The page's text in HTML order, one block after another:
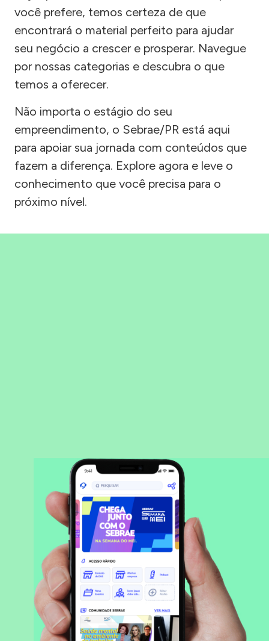
você prefere, temos certeza de que
encontrará o material perfeito para ajudar
seu negócio a crescer e prosperar. Navegue
por nossas categorias e descubra o que
temos a oferecer.
Não importa o estágio do seu
empreendimento, o Sebrae/PR está aqui
para apoiar sua jornada com conteúdos que
fazem a diferença. Explore agora e leve o
conhecimento que você precisa para o
próximo nível.